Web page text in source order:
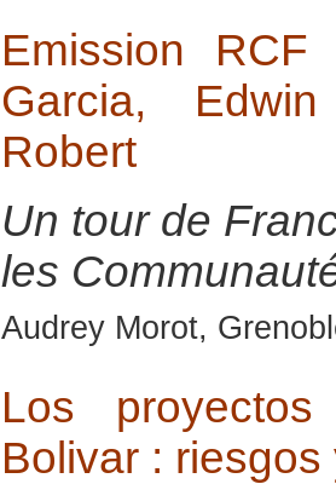
Emission
Garcia,
Robert
Un tour de
les
Audrey Morot,
Los
Bolivar :